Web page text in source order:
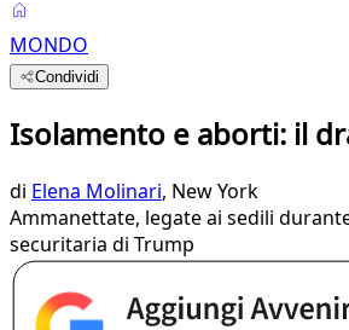
MONDO
Condividi
Isolamento e aborti: il
di Elena Molinari, New York
Ammanettate, legate ai sedili
securitaria di Trump